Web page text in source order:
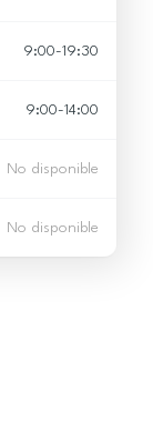
9:00-19:30
9:00-14:00
No disponible
No disponible